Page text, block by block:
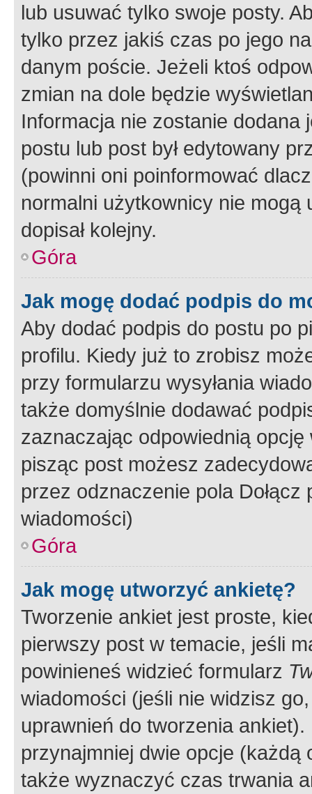
lub usuwać tylko swoje posty.
tylko przez jakiś czas po jego
danym poście. Jeżeli ktoś
zmian na dole będzie
Informacja nie zostanie dodana
postu lub post był edytowany
(powinni oni poinformować
normalni użytkownicy nie
dopisał kolejny.
Góra
Jak mogę dodać podpis do
Aby dodać podpis do postu po
profilu. Kiedy już to zrobisz
przy formularzu wysyłania
także domyślnie dodawać
zaznaczając odpowiednią
pisząc post możesz
przez odznaczenie pola
wiadomości)
Góra
Jak mogę utworzyć ankietę?
Tworzenie ankiet jest proste,
pierwszy post w temacie, jeśli
powinieneś widzieć formularz
wiadomości (jeśli nie widzisz
uprawnień do tworzenia
przynajmniej dwie opcje
także wyznaczyć czas trwania